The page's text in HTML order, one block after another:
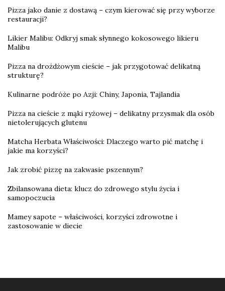
Pizza jako danie z dostawą – czym kierować się przy wyborze
restauracji?
Likier Malibu: Odkryj smak słynnego kokosowego likieru
Malibu
Pizza na drożdżowym cieście – jak przygotować delikatną
strukturę?
Kulinarne podróże po Azji: Chiny, Japonia, Tajlandia
Pizza na cieście z mąki ryżowej – delikatny przysmak dla osób
nietolerujących glutenu
Matcha Herbata Właściwości: Dlaczego warto pić matchę i
jakie ma korzyści?
Jak zrobić pizzę na zakwasie pszennym?
Zbilansowana dieta: klucz do zdrowego stylu życia i
samopoczucia
Mamey sapote – właściwości, korzyści zdrowotne i
zastosowanie w diecie